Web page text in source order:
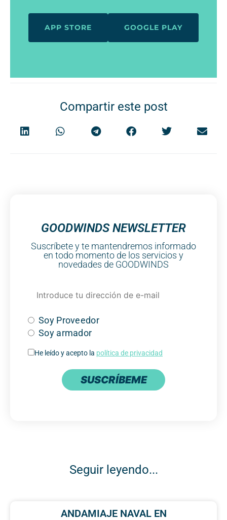
APP STORE GOOGLE PLAY
Compartir este post
GOODWINDS NEWSLETTER
Suscríbete y te mantendremos informado
en todo momento de los servicios y
novedades de GOODWINDS
Soy Proveedor
Soy armador
He leído y acepto la política de privacidad
SUSCRÍBEME
Seguir leyendo...
ANDAMIAJE NAVAL EN